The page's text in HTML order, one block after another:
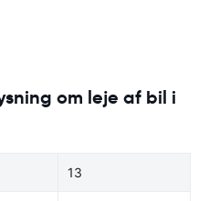
om leje af bil i
13